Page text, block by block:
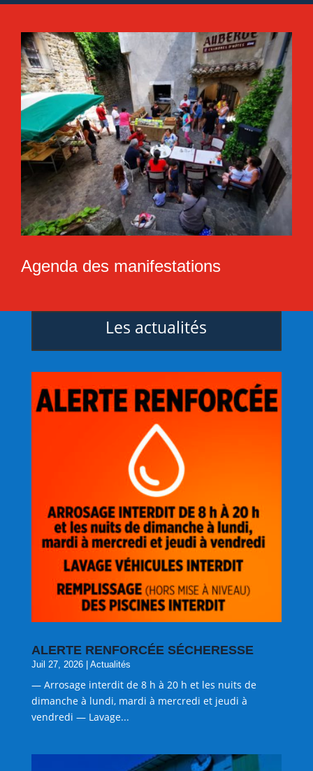
Agenda des manifestations
Les actualités
ALERTE RENFORCÉE SÉCHERESSE
Juil 27, 2026| Actualités
— Arrosage interdit de 8 h à 20 h et les nuits de
dimanche à lundi, mardi à mercredi et jeudi à
vendredi — Lavage...